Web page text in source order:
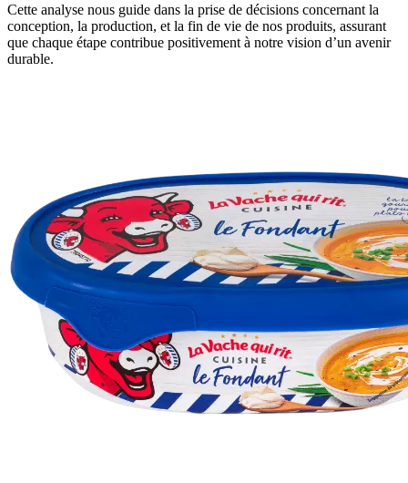
Cette analyse nous guide dans la prise de décisions concernant la
conception, la production, et la fin de vie de nos produits, assurant
que chaque étape contribue positivement à notre vision d’un avenir
durable.